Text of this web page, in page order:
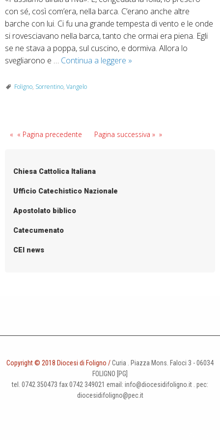
con sé, così com’era, nella barca. C’erano anche altre
barche con lui. Ci fu una grande tempesta di vento e le onde
si rovesciavano nella barca, tanto che ormai era piena. Egli
se ne stava a poppa, sul cuscino, e dormiva. Allora lo
svegliarono e … Continua a leggere Domenica
4,
»
Foligno, Sorrentino, Vangelo
« Pagina precedente Pagina successiva »
Chiesa Cattolica Italiana
Ufficio Catechistico Nazionale
Apostolato biblico
Catecumenato
CEI news
Copyright © 2018 Diocesi di Foligno /Curia . Piazza Mons. Faloci 3 - 06034
FOLIGNO [PG]
tel. 0742 350473 fax 0742 349021 email: info@diocesidifoligno.it . pec:
diocesidifoligno@pec.it